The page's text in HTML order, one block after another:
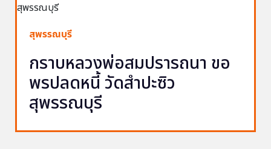
สุพรรณบุรี
กราบหลวงพ่อสมปรารถนา ขอ
พรปลดหนี้ วัดสำปะซิว
สุพรรณบุรี